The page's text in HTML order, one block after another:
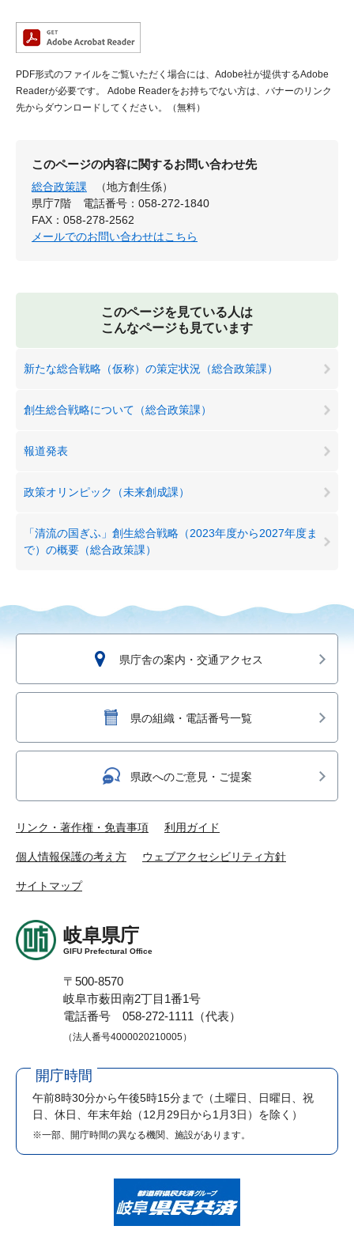
PDF形式のファイルをご覧いただく場合には、Adobe社が提供するAdobe
Readerが必要です。
Adobe Readerをお持ちでない方は、バナーのリンク
先からダウンロードしてください。（無料）
このページの内容に関するお問い合わせ先
総合政策課
（地方創生係）
県庁7階
電話番号：058-272-1840
FAX：058-278-2562
メールでのお問い合わせはこちら
このページを見ている人は
こんなページも見ています
新たな総合戦略（仮称）の策定状況（総合政策課）
創生総合戦略について（総合政策課）
報道発表
政策オリンピック（未来創成課）
「清流の国ぎふ」創生総合戦略（2023年度から2027年度ま
で）の概要（総合政策課）
県庁舎の案内・交通アクセス
県の組織・電話番号一覧
県政へのご意見・ご提案
リンク・著作権・免責事項 利用ガイド
個人情報保護の考え方 ウェブアクセシビリティ方針
サイトマップ
岐阜県庁
GIFU Prefectural Office
〒500-8570
岐阜市薮田南2丁目1番1号
電話番号 058-272-1111（代表）
（法人番号4000020210005）
開庁時間
午前8時30分から午後5時15分まで （土曜日、日曜日、祝
日、休日、年末年始（12月29日から1月3日）を除く）
※一部、開庁時間の異なる機関、施設があります。